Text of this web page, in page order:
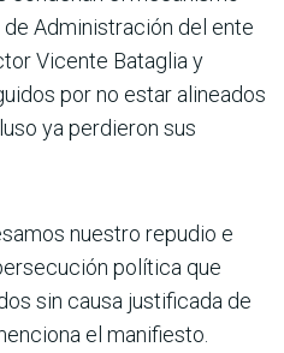
Administración del ente
Vicente Bataglia y
por no estar alineados
ya perdieron sus
nuestro repudio e
política que
sin causa justificada de
el manifiesto.